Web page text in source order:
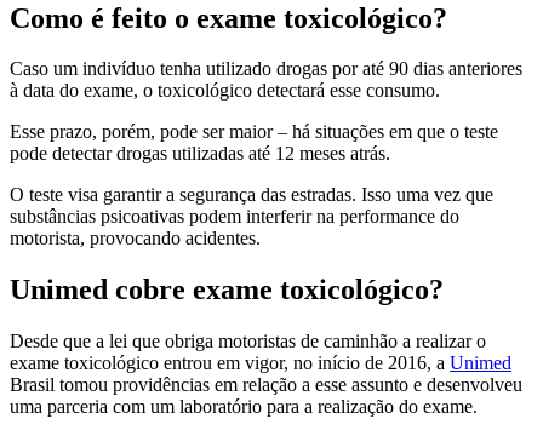
Como é feito o exame toxicológico?
Caso um indivíduo tenha utilizado drogas por até 90 dias anteriores
à data do exame, o toxicológico detectará esse consumo.
Esse prazo, porém, pode ser maior – há situações em que o teste
pode detectar drogas utilizadas até 12 meses atrás.
O teste visa garantir a segurança das estradas. Isso uma vez que
substâncias psicoativas podem interferir na performance do
motorista, provocando acidentes.
Unimed cobre exame toxicológico?
Desde que a lei que obriga motoristas de caminhão a realizar o
exame toxicológico entrou em vigor, no início de 2016, a Unimed
Brasil tomou providências em relação a esse assunto e desenvolveu
uma parceria com um laboratório para a realização do exame.